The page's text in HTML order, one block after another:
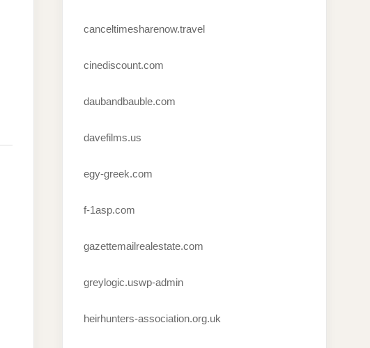
canceltimesharenow.travel
cinediscount.com
daubandbauble.com
davefilms.us
egy-greek.com
f-1asp.com
gazettemailrealestate.com
greylogic.uswp-admin
heirhunters-association.org.uk